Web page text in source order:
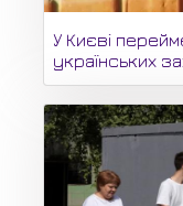
У Києві
українських